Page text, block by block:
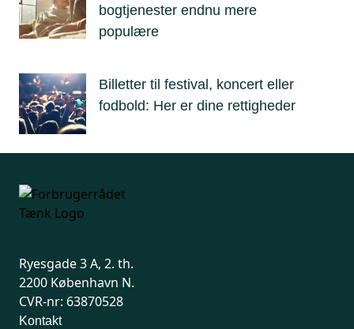
bogtjenester endnu mere
populære
Billetter til festival, koncert eller
fodbold: Her er dine rettigheder
Ryesgade 3 A, 2. th.
2200 København N.
CVR-nr: 63870528
Kontakt